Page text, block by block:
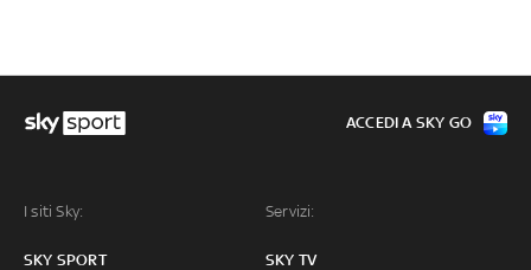
I siti Sky:
SKY SPORT
Servizi:
SKY TV
ACCEDI A SKY GO